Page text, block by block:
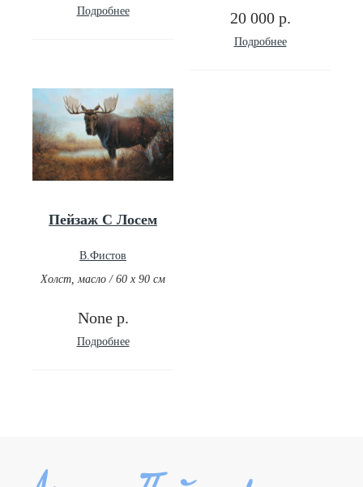
Подробнее 20 000 р.
Подробнее
Пейзаж С Лосем
В.Фистов
Холст, масло / 60 х 90 см
None р.
Подробнее